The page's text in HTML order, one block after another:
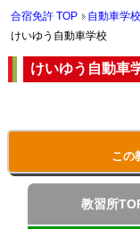
合宿免許 TOP 自動車学
けいゆう自動車学校
けいゆう自動車
この
教習所